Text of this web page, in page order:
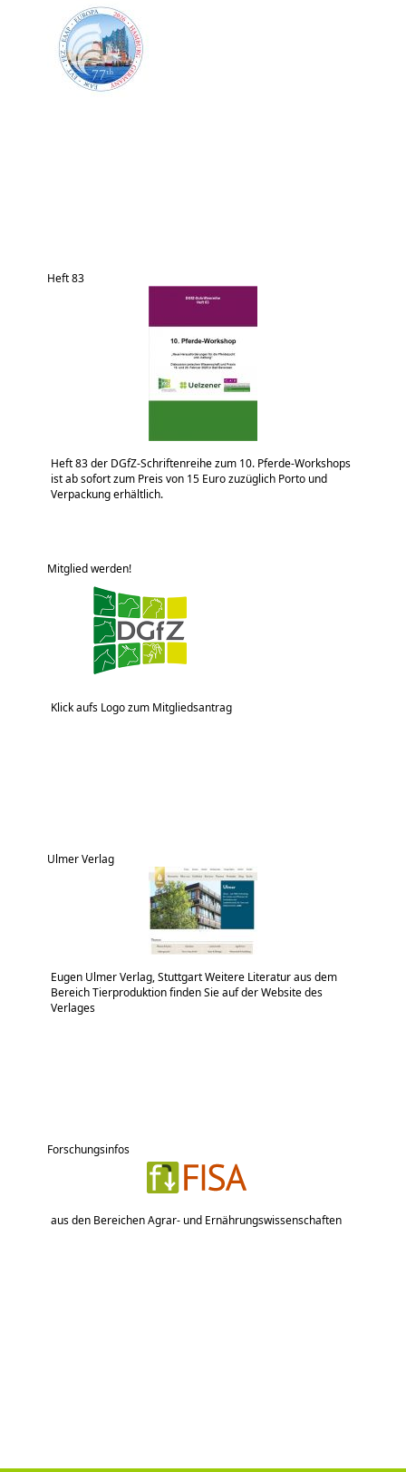
Heft 83
Heft 83 der DGfZ-Schriftenreihe zum 10. Pferde-Workshops
ist ab sofort zum Preis von 15 Euro zuzüglich Porto und
Verpackung erhältlich.
Mitglied werden!
Klick aufs Logo zum Mitgliedsantrag
Ulmer Verlag
Eugen Ulmer Verlag, Stuttgart Weitere Literatur aus dem
Bereich Tierproduktion finden Sie auf der Website des
Verlages
Forschungsinfos
aus den Bereichen Agrar- und Ernährungswissenschaften